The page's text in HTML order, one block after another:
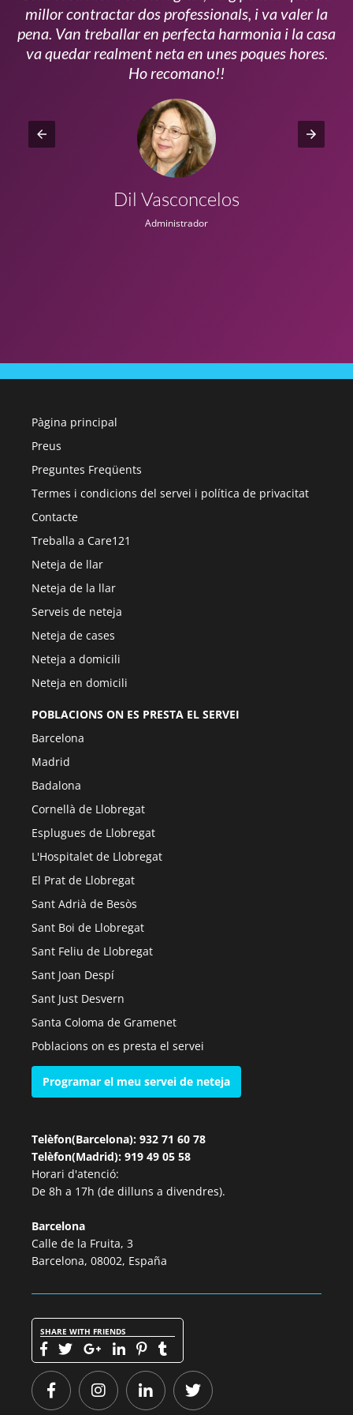
millor contractar dos professionals, i va valer la
pena. Van treballar en perfecta harmonia i la casa
va quedar realment neta en unes poques hores.
Ho recomano!!
Dil Vasconcelos
Administrador
Pàgina principal
Preus
Preguntes Freqüents
Termes i condicions del servei i política de privacitat
Contacte
Treballa a Care121
Neteja de llar
Neteja de la llar
Serveis de neteja
Neteja de cases
Neteja a domicili
Neteja en domicili
POBLACIONS ON ES PRESTA EL SERVEI
Barcelona
Madrid
Badalona
Cornellà de Llobregat
Esplugues de Llobregat
L'Hospitalet de Llobregat
El Prat de Llobregat
Sant Adrià de Besòs
Sant Boi de Llobregat
Sant Feliu de Llobregat
Sant Joan Despí
Sant Just Desvern
Santa Coloma de Gramenet
Poblacions on es presta el servei
Programar el meu servei de neteja
Telèfon(Barcelona): 932 71 60 78
Telèfon(Madrid): 919 49 05 58
Horari d'atenció:
De 8h a 17h (de dilluns a divendres).
Barcelona
Calle de la Fruita, 3
Barcelona, 08002, España
SHARE WITH FRIENDS